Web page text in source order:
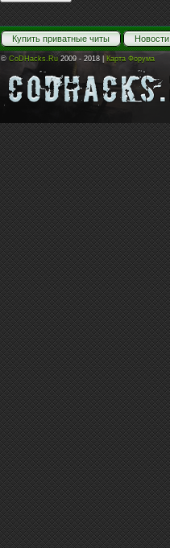
Купить приватные читы Новости
© CoDHacks.Ru 2009 - 2018 | Карта Форума